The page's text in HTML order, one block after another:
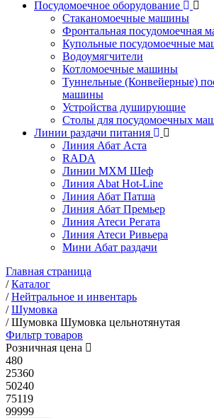
Посудомоечное оборудование
Стаканомоечные машины
Фронтальная посудомоечная
Купольные посудомоечные
Водоумягчители
Котломоечные машины
Туннельные (Конвейерные)
машины
Устройства душирующие
Столы для посудомоечных
Линии раздачи питания
Линия Абат Аста
RADA
Линии МХМ Шеф
Линия Abat Hot-Line
Линия Абат Патша
Линия Абат Премьер
Линия Атеси Регата
Линия Атеси Ривьера
Мини Абат раздачи
Главная страница
/Каталог
/Нейтральное и инвентарь
/Шумовка
/Шумовка Шумовка цельнотянутая
Фильтр товаров
Розничная цена
480
25360
50240
75119
99999